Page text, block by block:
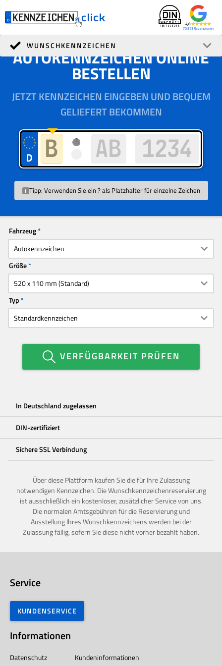
WUNSCHKENNZEICHEN
4,8
70.513
AUTOKENNZEICHEN ONLINE
BESTELLEN
JETZT KENNZEICHEN EINGEBEN UND BEQUEM
GELIEFERT BEKOMMEN
Fahrzeug
Größe
Typ
Tipp: Verwenden Sie ein ? als Platzhalter für einzelne Zeichen
VERFÜGBARKEIT PRÜFEN
In Deutschland zugelassen
DIN-zertifiziert
Sichere SSL Verbindung
Über diese Plattform kaufen Sie die für Ihre Zulassung
notwendigen Kennzeichen. Die Wunschkennzeichenreservierung
ist ausschließlich ein kostenloser, zusätzlicher Service von uns.
Die normalen Amtsgebühren für die Reservierung und
Ausstellung Ihres Wunschkennzeichens werden bei der
Zulassung fällig, sofern Sie diese nicht vorher bezahlt haben.
Service
KUNDENSERVICE
Informationen
Datenschutz Kundeninformationen